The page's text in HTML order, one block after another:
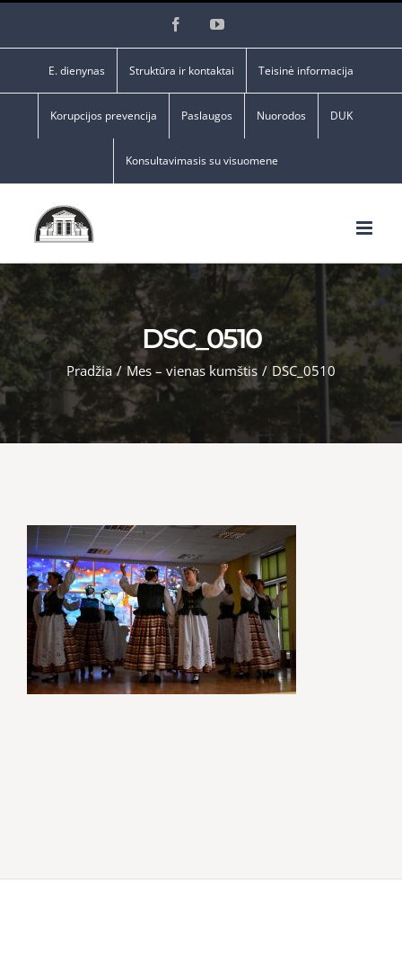
FacebookYouTube
E. dienynas Struktūra ir kontaktai Teisinė informacija
Korupcijos prevencija Paslaugos Nuorodos DUK
Konsultavimasis su visuomene
DSC_0510
Pradžia / Mes – vienas kumštis / DSC_0510